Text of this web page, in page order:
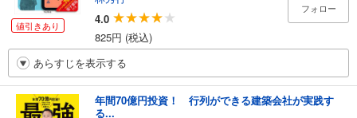
値引きあり
4.0
825円 (税込)
フォロー
あらすじを表示する
年間70億円投資！ 行列ができる建築会社が実践す
る...